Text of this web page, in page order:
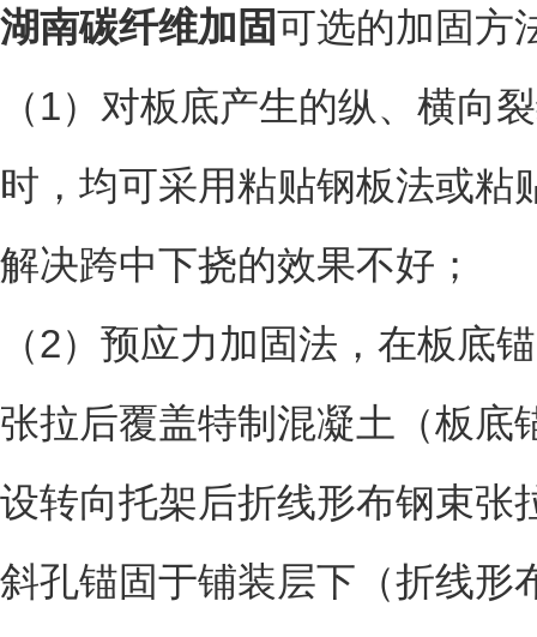
湖南碳纤维加固可选的加固方
（1）对板底产生的纵、横向
时，均可采用粘贴钢板法或粘
解决跨中下挠的效果不好；
（2）预应力加固法，在板底
张拉后覆盖特制混凝土（板底
设转向托架后折线形布钢束张
斜孔锚固于铺装层下（折线形